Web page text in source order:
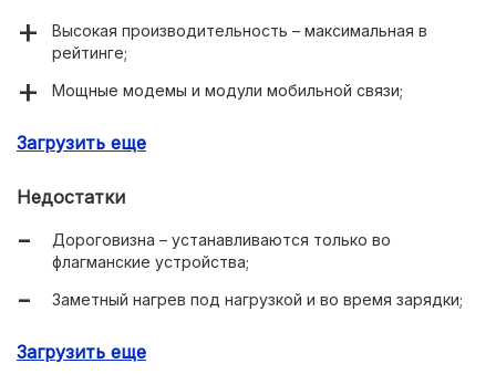
Высокая производительность – максимальная в
рейтинге;
Мощные модемы и модули мобильной связи;
зарядки, дополненной реальности, LTE-A и других.
Загрузить еще
Недостатки
Дороговизна – устанавливаются только во
флагманские устройства;
Заметный нагрев под нагрузкой и во время зарядки;
процессорами.
Загрузить еще